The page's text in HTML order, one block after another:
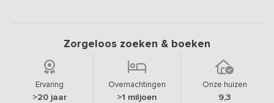
Zorgeloos zoeken & boeken
Ervaring
>20 jaar
Overnachtingen
>1 miljoen
Onze huizen
9,3